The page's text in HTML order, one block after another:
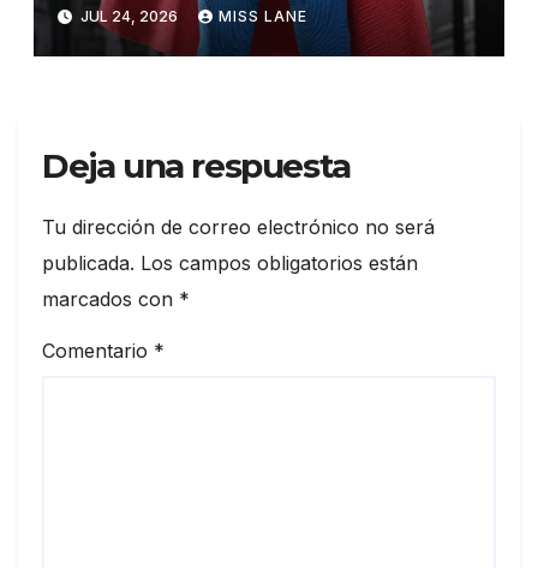
JUL 24, 2026 MISS LANE
Deja una respuesta
Tu dirección de correo electrónico no será
publicada. Los campos obligatorios están
marcados con *
Comentario *